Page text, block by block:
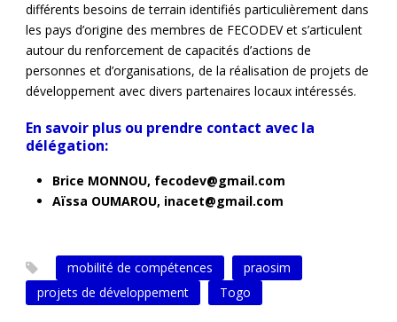
différents besoins de terrain identifiés particulièrement dans
les pays d’origine des membres de FECODEV et s’articulent
autour du renforcement de capacités d’actions de
personnes et d’organisations, de la réalisation de projets de
développement avec divers partenaires locaux intéressés.
En savoir plus ou prendre contact avec la
délégation:
Brice MONNOU, fecodev@gmail.com
Aïssa OUMAROU, inacet@gmail.com
mobilité de compétences
praosim
projets de développement
Togo